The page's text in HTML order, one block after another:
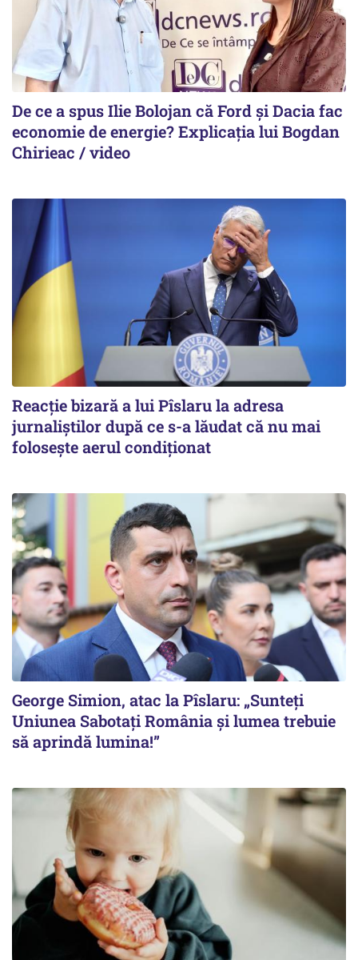
De ce a spus Ilie Bolojan că Ford și Dacia fac
economie de energie? Explicația lui Bogdan
Chirieac / video
Reacție bizară a lui Pîslaru la adresa
jurnaliștilor după ce s-a lăudat că nu mai
folosește aerul condiționat
George Simion, atac la Pîslaru: „Sunteți
Uniunea Sabotați România și lumea trebuie
să aprindă lumina!”